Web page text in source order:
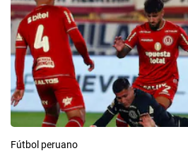
Fútbol peruano